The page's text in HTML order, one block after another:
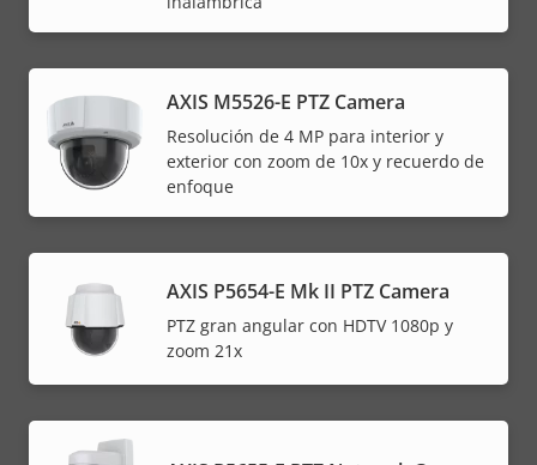
AXIS M5526-E PTZ Camera
Resolución de 4 MP para interior y
exterior con zoom de 10x y recuerdo de
enfoque
AXIS P5654-E Mk II PTZ Camera
PTZ gran angular con HDTV 1080p y
zoom 21x